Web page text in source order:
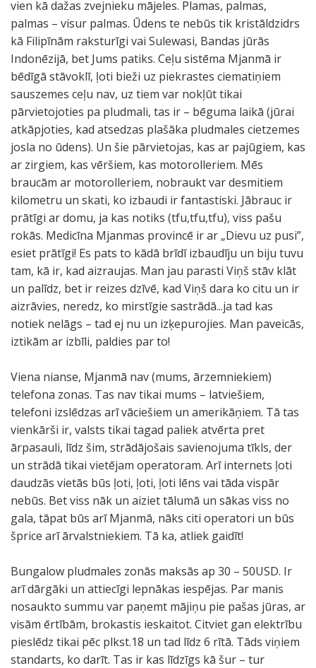
vien kā dažas zvejnieku mājeles. Plamas, palmas,
palmas – visur palmas. Ūdens te nebūs tik kristāldzidrs
kā Filipīnām raksturīgi vai Sulewasi, Bandas jūrās
Indonēzijā, bet Jums patiks. Ceļu sistēma Mjanmā ir
bēdīgā stāvoklī, ļoti bieži uz piekrastes ciematiņiem
sauszemes ceļu nav, uz tiem var nokļūt tikai
pārvietojoties pa pludmali, tas ir – bēguma laikā (jūrai
atkāpjoties, kad atsedzas plašāka pludmales cietzemes
josla no ūdens). Un šie pārvietojas, kas ar pajūgiem, kas
ar zirgiem, kas vēršiem, kas motorolleriem. Mēs
braucām ar motorolleriem, nobraukt var desmitiem
kilometru un skati, ko izbaudi ir fantastiski. Jābrauc ir
prātīgi ar domu, ja kas notiks (tfu,tfu,tfu), viss pašu
rokās. Medicīna Mjanmas provincē ir ar „Dievu uz pusi”,
esiet prātīgi! Es pats to kādā brīdī izbaudīju un biju tuvu
tam, kā ir, kad aizraujas. Man jau parasti Viņš stāv klāt
un palīdz, bet ir reizes dzīvē, kad Viņš dara ko citu un ir
aizrāvies, neredz, ko mirstīgie sastrādā...ja tad kas
notiek nelāgs – tad ej nu un izķepurojies. Man paveicās,
iztikām ar izbīli, paldies par to!
Viena nianse, Mjanmā nav (mums, ārzemniekiem)
telefona zonas. Tas nav tikai mums – latviešiem,
telefoni izslēdzas arī vāciešiem un amerikāņiem. Tā tas
vienkārši ir, valsts tikai tagad paliek atvērta pret
ārpasauli, līdz šim, strādājošais savienojuma tīkls, der
un strādā tikai vietējam operatoram. Arī internets ļoti
daudzās vietās būs ļoti, ļoti, ļoti lēns vai tāda vispār
nebūs. Bet viss nāk un aiziet tālumā un sākas viss no
gala, tāpat būs arī Mjanmā, nāks citi operatori un būs
šprice arī ārvalstniekiem. Tā ka, atliek gaidīt!
Bungalow pludmales zonās maksās ap 30 – 50USD. Ir
arī dārgāki un attiecīgi lepnākas iespējas. Par manis
nosaukto summu var paņemt mājiņu pie pašas jūras, ar
visām ērtībām, brokastis ieskaitot. Citviet gan elektrību
pieslēdz tikai pēc plkst.18 un tad līdz 6 rītā. Tāds viņiem
standarts, ko darīt. Tas ir kas līdzīgs kā šur – tur